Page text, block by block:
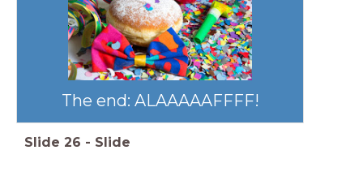
The end: ALAAAAAFFFF!
Slide 26 - Slide